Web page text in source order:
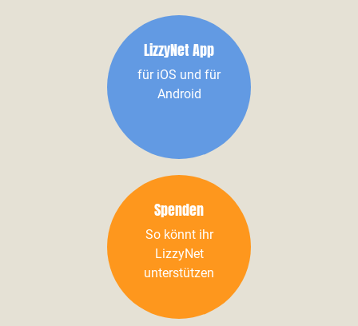
LizzyNet App
für iOS und für
Android
Spenden
So könnt ihr
LizzyNet
unterstützen